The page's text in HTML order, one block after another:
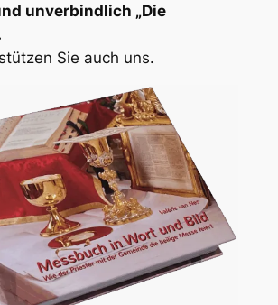
unverbindlich „Die
Sie auch uns.